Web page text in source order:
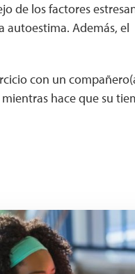
de los factores
autoestima. Además, el
con un
hace que su
up steps in